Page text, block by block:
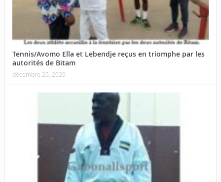
Tennis/Avomo Ella et Lebendje reçus en triomphe par les
autorités de Bitam
décembre 25, 2020